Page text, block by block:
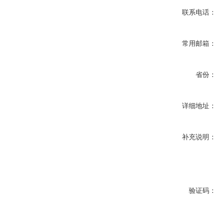
联系电话：
常用邮箱：
省份：
详细地址：
补充说明：
验证码：